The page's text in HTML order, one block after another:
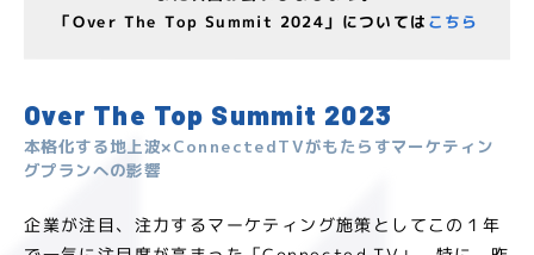
「Over The Top Summit 2024」については こちら
Over The Top Summit 2023
本格化する地上波×ConnectedTVがもたらすマーケティン
グプランへの影響
企業が注目、注力するマーケティング施策としてこの１年